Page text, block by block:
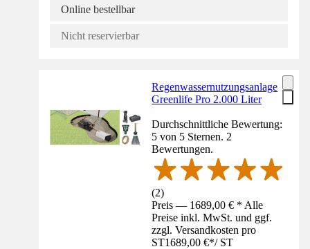
Online bestellbar
Nicht reservierbar
Regenwassernutzungsanlage
Greenlife Pro 2.000 Liter
Durchschnittliche Bewertung:
5 von 5 Sternen. 2
Bewertungen.
(2)
Preis — 1689,00 € * Alle
Preise inkl. MwSt. und ggf.
zzgl. Versandkosten pro
ST1689,00 €*/ ST